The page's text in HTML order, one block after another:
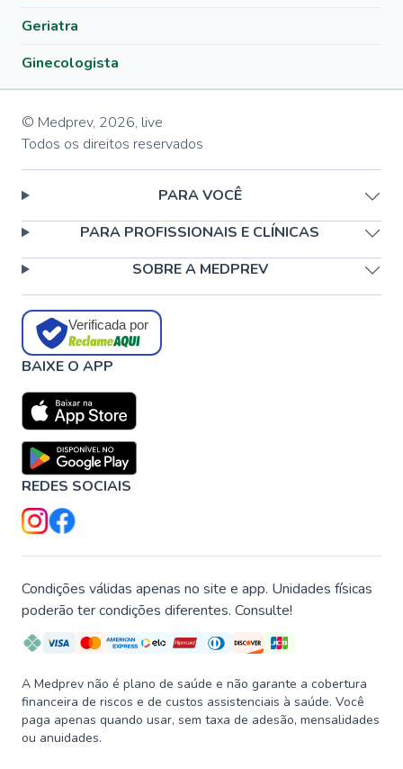
Geriatra
Ginecologista
© Medprev, 2026, live
Todos os direitos reservados
PARA VOCÊ
PARA PROFISSIONAIS E CLÍNICAS
SOBRE A MEDPREV
Verificada por
BAIXE O APP
REDES SOCIAIS
Condições válidas apenas no site e app. Unidades físicas
poderão ter condições diferentes. Consulte!
A Medprev não é plano de saúde e não garante a cobertura
financeira de riscos e de custos assistenciais à saúde. Você
paga apenas quando usar, sem taxa de adesão, mensalidades
ou anuidades.